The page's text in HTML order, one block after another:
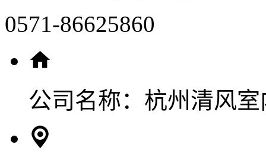
0571-86625860
公司名称： 杭州清风